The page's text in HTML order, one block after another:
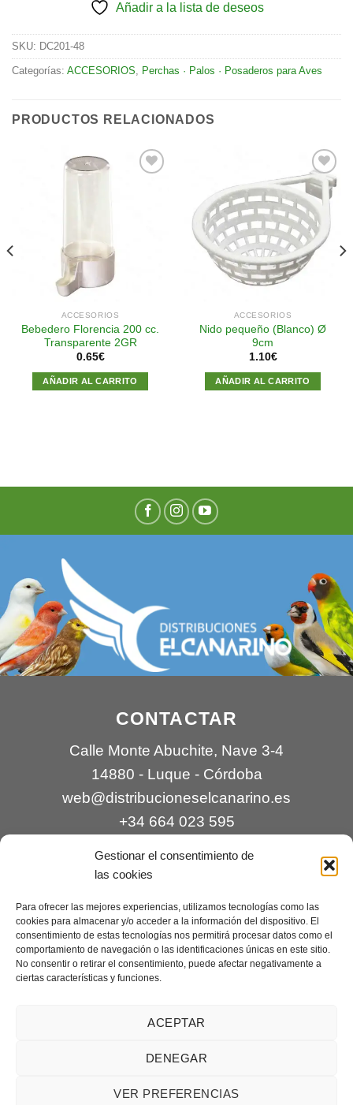
Gestionar el consentimiento de
las cookies
Para ofrecer las mejores experiencias, utilizamos tecnologías como las
cookies para almacenar y/o acceder a la información del dispositivo. El
consentimiento de estas tecnologías nos permitirá procesar datos como el
comportamiento de navegación o las identificaciones únicas en este sitio.
No consentir o retirar el consentimiento, puede afectar negativamente a
ciertas características y funciones.
ACEPTAR
DENEGAR
VER PREFERENCIAS
Añadir a la lista de deseos
SKU: DC201-48
Categorías: ACCESORIOS, Perchas · Palos · Posaderos para Aves
PRODUCTOS RELACIONADOS
ACCESORIOS
Bebedero Florencia 200 cc.
Transparente 2GR
0.65€
AÑADIR AL CARRITO
Añadir
a la
lista de
deseos
ACCESORIOS
Nido pequeño (Blanco) Ø
9cm
1.10€
AÑADIR AL CARRITO
CONTACTAR
Calle Monte Abuchite, Nave 3-4
14880 - Luque - Córdoba
web@distribucioneselcanarino.es
+34 664 023 595
Contacto|Incidencias|Devoluciones |
Condiciones generales
Mantenimiento web a cargo deCreaciones Digitales – mantenimiento web
Política de privacidad |Condiciones generales de